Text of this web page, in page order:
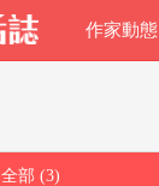
作家動態
全部 (3)